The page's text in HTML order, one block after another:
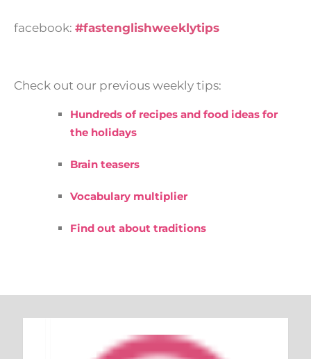
facebook: #fastenglishweeklytips
Check out our previous weekly tips:
Hundreds of recipes and food ideas for
the holidays
Brain teasers
Vocabulary multiplier
Find out about traditions